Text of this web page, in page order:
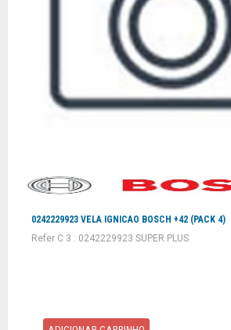
0242229923 VELA IGNICAO BOSCH +42 (PACK 4)
Refer C 3 : 0242229923 SUPER PLUS